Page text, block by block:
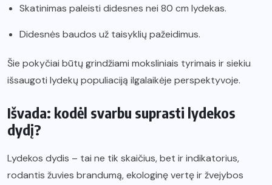
Skatinimas paleisti didesnes nei 80 cm lydekas.
Didesnės baudos už taisyklių pažeidimus.
Šie pokyčiai būtų grindžiami moksliniais tyrimais ir siekiu
išsaugoti lydekų populiaciją ilgalaikėje perspektyvoje.
Išvada: kodėl svarbu suprasti lydekos
dydį?
Lydekos dydis – tai ne tik skaičius, bet ir indikatorius,
rodantis žuvies brandumą, ekologinę vertę ir žvejybos